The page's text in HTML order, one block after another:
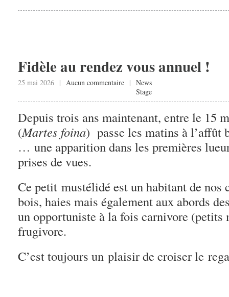
Fidèle au rendez vous annuel !
25 mai 2026 | Aucun commentaire | News
Stage
Depuis trois ans maintenant, entre le 15
(Martes foina) passe les matins à l’affût
… une apparition dans les premières
prises de vues.
Ce petit mustélidé est un habitant de nos
bois, haies mais également aux abords
un opportuniste à la fois carnivore (petits
frugivore.
C’est toujours un plaisir de croiser le